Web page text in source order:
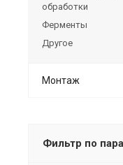
обработки
Ферменты
Другое
Монтаж
Фильтр по